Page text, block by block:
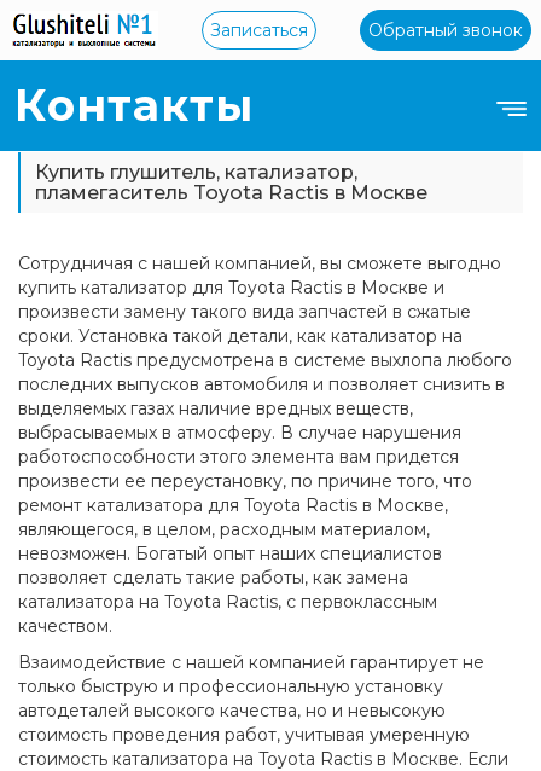
Записаться Обратный звонок
Контакты
Купить глушитель, катализатор,
пламегаситель Toyota Ractis в Москве
Сотрудничая с нашей компанией, вы сможете выгодно
купить катализатор для Toyota Ractis в Москве и
произвести замену такого вида запчастей в сжатые
сроки. Установка такой детали, как катализатор на
Toyota Ractis предусмотрена в системе выхлопа любого
последних выпусков автомобиля и позволяет снизить в
выделяемых газах наличие вредных веществ,
выбрасываемых в атмосферу. В случае нарушения
работоспособности этого элемента вам придется
произвести ее переустановку, по причине того, что
ремонт катализатора для Toyota Ractis в Москве,
являющегося, в целом, расходным материалом,
невозможен. Богатый опыт наших специалистов
позволяет сделать такие работы, как замена
катализатора на Toyota Ractis, с первоклассным
качеством.
Взаимодействие с нашей компанией гарантирует не
только быструю и профессиональную установку
автодеталей высокого качества, но и невысокую
стоимость проведения работ, учитывая умеренную
стоимость катализатора на Toyota Ractis в Москве. Если